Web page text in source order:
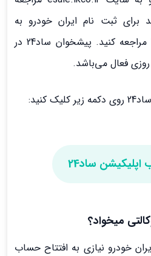
برای ثبت نام ایران خودرو به
پیشخوان اپلیکیشن ساد24 مراجعه کنید. پیشخوان ساد24 در
روزی فعال می‌باشد.
کنید:
اپلیکیشن ساد24
میخواد؟
خودرو نیازی به افتتاح حساب